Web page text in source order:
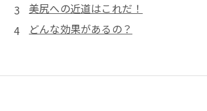
美尻への近道はこれだ！
どんな効果があるの？